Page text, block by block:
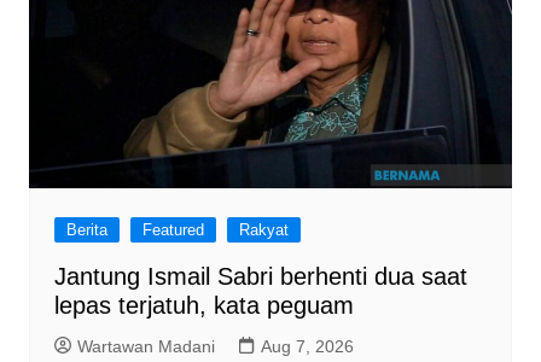
Berita Featured Rakyat
Jantung Ismail Sabri berhenti dua saat
lepas terjatuh, kata peguam
Wartawan Madani Aug 7, 2026